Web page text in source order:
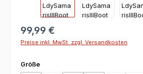
99,99 €
Preise inkl. MwSt. zzgl. Versandkosten
Größeauswählen